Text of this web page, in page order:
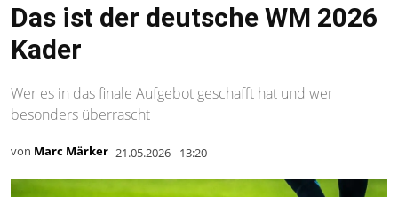
Das ist der deutsche WM 2026
Kader
Wer es in das finale Aufgebot geschafft hat und wer
besonders überrascht
von Marc Märker 21.05.2026 - 13:20